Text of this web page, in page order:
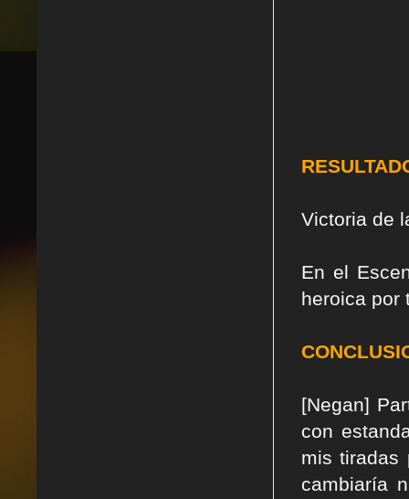
Victoria de
En el
heroica por
[Negan]
con
mis tiradas
cambiaría